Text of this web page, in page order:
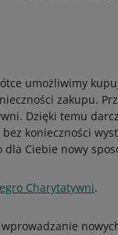
umożliwimy
zakupu.
Dzięki temu
konieczności
dla Ciebie nowy
Charytatywni.